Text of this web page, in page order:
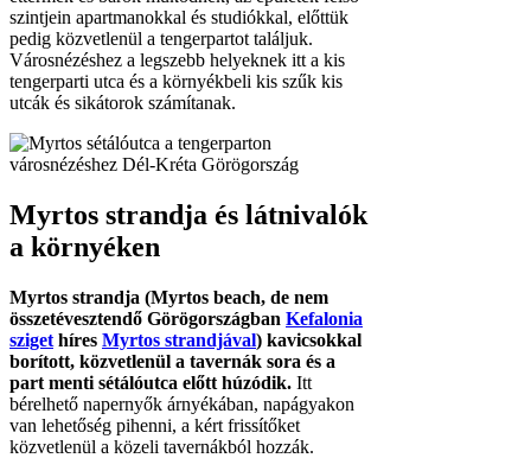
szintjein apartmanokkal és studiókkal, előttük
pedig közvetlenül a tengerpartot találjuk.
Városnézéshez a legszebb helyeknek itt a kis
tengerparti utca és a környékbeli kis szűk kis
utcák és sikátorok számítanak.
Myrtos strandja és látnivalók
a környéken
Myrtos strandja (Myrtos beach, de nem
összetévesztendő Görögországban Kefalonia
sziget híres Myrtos strandjával) kavicsokkal
borított, közvetlenül a tavernák sora és a
part menti sétálóutca előtt húzódik. Itt
bérelhető napernyők árnyékában, napágyakon
van lehetőség pihenni, a kért frissítőket
közvetlenül a közeli tavernákból hozzák.